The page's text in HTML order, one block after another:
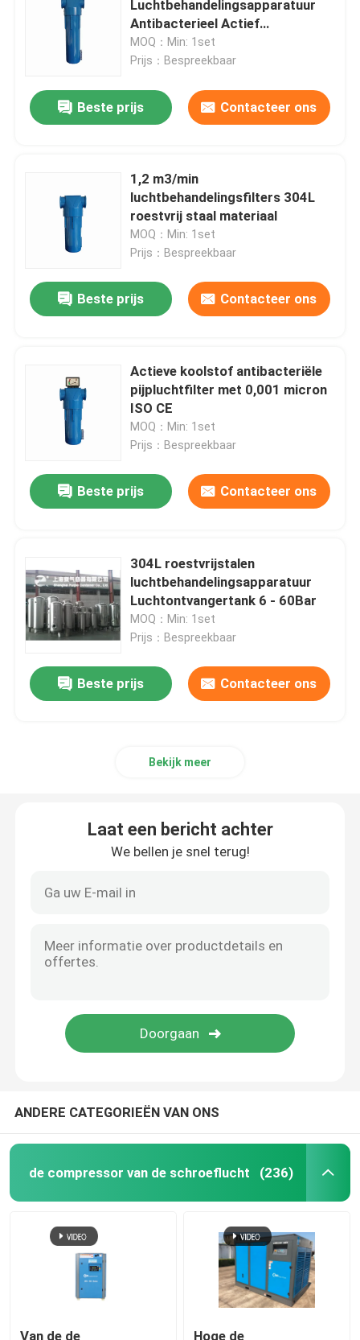
Gekoelde lucht droger
Het Materiaal van de luchtbehandeling
de installatie van de rotsboring
Luchtbehandelingsapparatuur
Antibacterieel Actief
Koolstoffilter 180m3/min
MOQ：Min: 1set
Prijs：Bespreekbaar
Beste prijs Contacteer ons
1,2 m3/min
luchtbehandelingsfilters 304L
roestvrij staal materiaal
MOQ：Min: 1set
Prijs：Bespreekbaar
Beste prijs Contacteer ons
Actieve koolstof antibacteriële
pijpluchtfilter met 0,001 micron
ISO CE
MOQ：Min: 1set
Prijs：Bespreekbaar
Beste prijs Contacteer ons
304L roestvrijstalen
luchtbehandelingsapparatuur
Luchtontvangertank 6 - 60Bar
MOQ：Min: 1set
Prijs：Bespreekbaar
Beste prijs Contacteer ons
Bekijk meer
Laat een bericht achter
We bellen je snel terug!
ANDERE CATEGORIEËN VAN ONS
de compressor van de schroeflucht (236)
Van de de
Hoge de